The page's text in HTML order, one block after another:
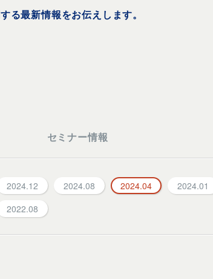
る最新情報をお伝えします。
セミナー情報
2024.12 2024.08 2024.04
2024.01
2022.08